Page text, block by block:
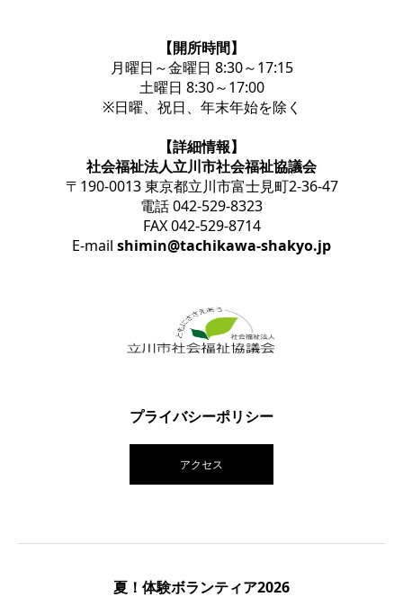
【開所時間】
月曜日～金曜日 8:30～17:15
土曜日 8:30～17:00
※日曜、祝日、年末年始を除く
【詳細情報】
社会福祉法人立川市社会福祉協議会
〒190-0013 東京都立川市富士見町2-36-47
電話 042-529-8323
FAX 042-529-8714
E-mail shimin@tachikawa-shakyo.jp
プライバシーポリシー
アクセス
夏！体験ボランティア2026